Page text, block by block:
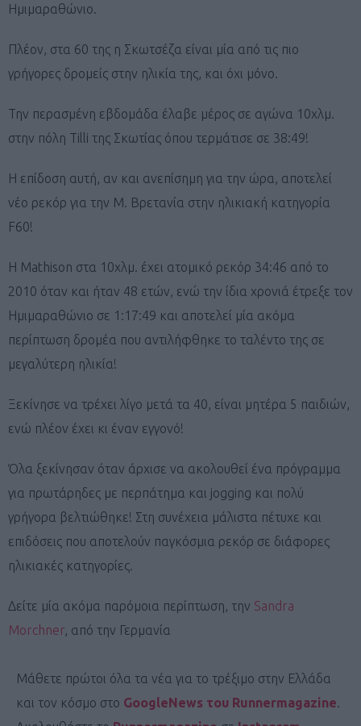
Ημιμαραθώνιο.
Πλέον, στα 60 της η Σκωτσέζα είναι μία από τις πιο
γρήγορες δρομείς στην ηλικία της, και όχι μόνο.
Την περασμένη εβδομάδα έλαβε μέρος σε αγώνα 10χλμ.
στην πόλη Tilli της Σκωτίας όπου τερμάτισε σε 38:49!
Η επίδοση αυτή, αν και ανεπίσημη για την ώρα, αποτελεί
νέο ρεκόρ για την Μ. Βρετανία στην ηλικιακή κατηγορία
F60!
H Mathison στα 10χλμ. έχει ατομικό ρεκόρ 34:46 από το
2010 όταν και ήταν 48 ετών, ενώ την ίδια χρονιά έτρεξε τον
Ημιμαραθώνιο σε 1:17:49 και αποτελεί μία ακόμα
περίπτωση δρομέα που αντιλήφθηκε το ταλέντο της σε
μεγαλύτερη ηλικία!
Ξεκίνησε να τρέχει λίγο μετά τα 40, είναι μητέρα 5 παιδιών,
ενώ πλέον έχει κι έναν εγγονό!
Όλα ξεκίνησαν όταν άρχισε να ακολουθεί ένα πρόγραμμα
για πρωτάρηδες με περπάτημα και jogging και πολύ
γρήγορα βελτιώθηκε! Στη συνέχεια μάλιστα πέτυχε και
επιδόσεις που αποτελούν παγκόσμια ρεκόρ σε διάφορες
ηλικιακές κατηγορίες.
Δείτε μία ακόμα παρόμοια περίπτωση, την Sandra
Morchner, από την Γερμανία
Μάθετε πρώτοι όλα τα νέα για το τρέξιμο στην Ελλάδα
και τον κόσμο στο GoogleNews του Runnermagazine.